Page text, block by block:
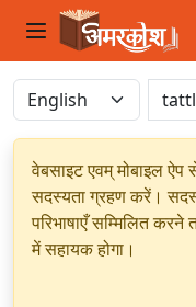
वेबसाइट एवम् मोबाइल ऐप
सदस्यता ग्रहण करें।
परिभाषाएँ सम्मिलित करने
में सहायक होगा।